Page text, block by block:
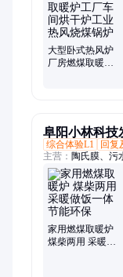
磁钻、三轮车、电
大型卧式热风炉
厂房燃煤取暖炉
阜阳小林科技
综合体验L1
回复
主营： 陶氏膜、污
降机、减速机、
干机、晾衣杆、
闸门、喷雾机、
家用燃煤取暖炉
煤柴两用 采暖做